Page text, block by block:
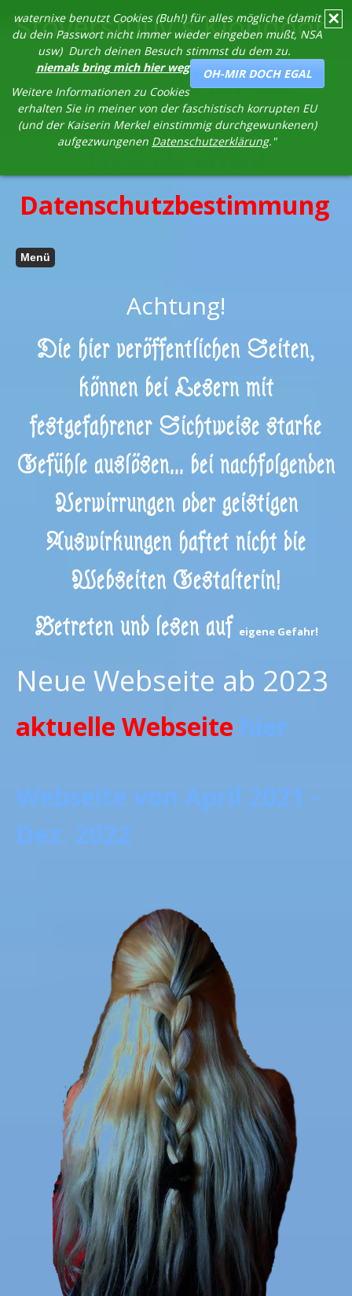
✕
waternixe benutzt Cookies (Buh!) für alles mögliche (damit
du dein Passwort nicht immer wieder eingeben mußt, NSA
usw) Durch deinen Besuch stimmst du dem zu.
OH-MIR DOCH EGAL
niemals bring mich hier weg
Weitere Informationen zu Cookies
erhalten Sie in meiner von der faschistisch korrupten EU
(und der Kaiserin Merkel einstimmig durchgewunkenen)
aufgezwungenen Datenschutzerklärung."
Stöverstuuv´s Klöndöör
Dies ist eine private
Webseite und nur für
Freunde offen!
Datenschutzbestimmung
Menü
Achtung!
Die hier veröffentlichen Seiten,
können bei Lesern mit
festgefahrener Sichtweise starke
Gefühle auslösen... bei nachfolgenden
Verwirrungen oder geistigen
Auswirkungen haftet nicht die
Webseiten Gestalterin!
Betreten und lesen auf eigene Gefahr!
Neue Webseite ab 2023
aktuelle Webseite hier
Webseite von April 2021 -
Dez. 2022